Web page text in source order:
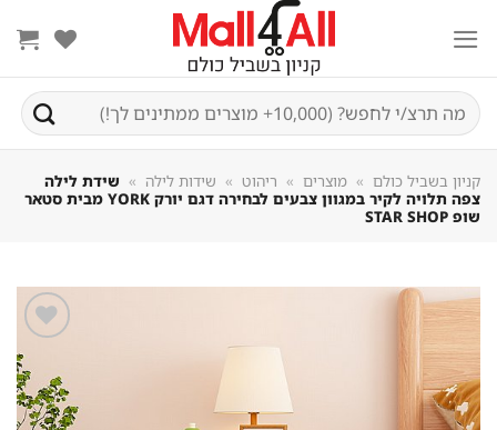
חיפוש
עבור:
קניון בשביל כולם מוצרים ריהוט שידות לילה
שידת לילה
צפה תלויה לקיר במגוון צבעים לבחירה דגם יורק YORK מבית סטאר
שופ STAR SHOP
שמור
מוצר
במועדפים